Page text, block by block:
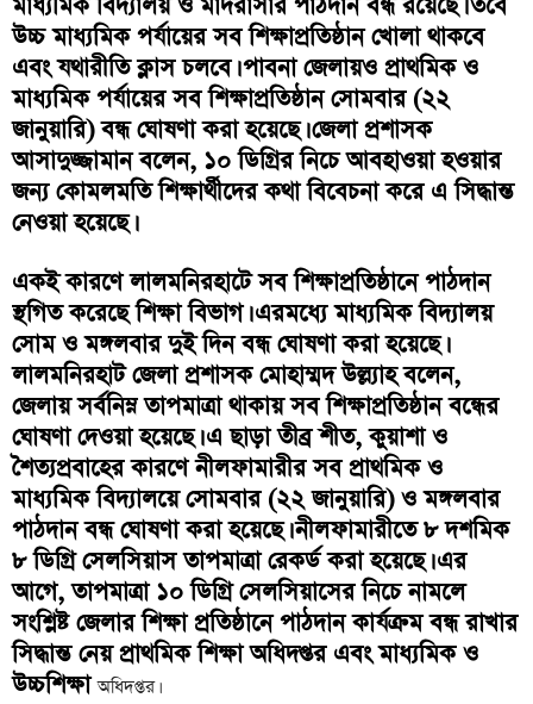
উচ্চ মাধ্যমিক পর্যায়ের সব শিক্ষাপ্রতিষ্ঠান খোলা থাকবে
এবং যথারীতি ক্লাস চলবে। পাবনা জেলায়ও প্রাথমিক ও
মাধ্যমিক পর্যায়ের সব শিক্ষাপ্রতিষ্ঠান সোমবার (২২
জানুয়ারি) বন্ধ ঘোষণা করা হয়েছে। জেলা প্রশাসক
আসাদুজ্জামান বলেন, ১০ ডিগ্রির নিচে আবহাওয়া হওয়ার
জন্য কোমলমতি শিক্ষার্থীদের কথা বিবেচনা করে এ সিদ্ধান্ত
নেওয়া হয়েছে।
একই কারণে লালমনিরহাটে সব শিক্ষাপ্রতিষ্ঠানে পাঠদান
স্থগিত করেছে শিক্ষা বিভাগ। এরমধ্যে মাধ্যমিক বিদ্যালয়
সোম ও মঙ্গলবার দুই দিন বন্ধ ঘোষণা করা হয়েছে।
লালমনিরহাট জেলা প্রশাসক মোহাম্মদ উল্ল্যাহ বলেন,
জেলায় সর্বনিম্ন তাপমাত্রা থাকায় সব শিক্ষাপ্রতিষ্ঠান বন্ধের
ঘোষণা দেওয়া হয়েছে। এ ছাড়া তীব্র শীত, কুয়াশা ও
শৈত্যপ্রবাহের কারণে নীলফামারীর সব প্রাথমিক ও
মাধ্যমিক বিদ্যালয়ে সোমবার (২২ জানুয়ারি) ও মঙ্গলবার
পাঠদান বন্ধ ঘোষণা করা হয়েছে। নীলফামারীতে ৮ দশমিক
৮ ডিগ্রি সেলসিয়াস তাপমাত্রা রেকর্ড করা হয়েছে। এর
আগে, তাপমাত্রা ১০ ডিগ্রি সেলসিয়াসের নিচে নামলে
সংশ্লিষ্ট জেলার শিক্ষা প্রতিষ্ঠানে পাঠদান কার্যক্রম বন্ধ রাখার
সিদ্ধান্ত নেয় প্রাথমিক শিক্ষা অধিদপ্তর এবং মাধ্যমিক ও
উচ্চশিক্ষা অধিদপ্তর।